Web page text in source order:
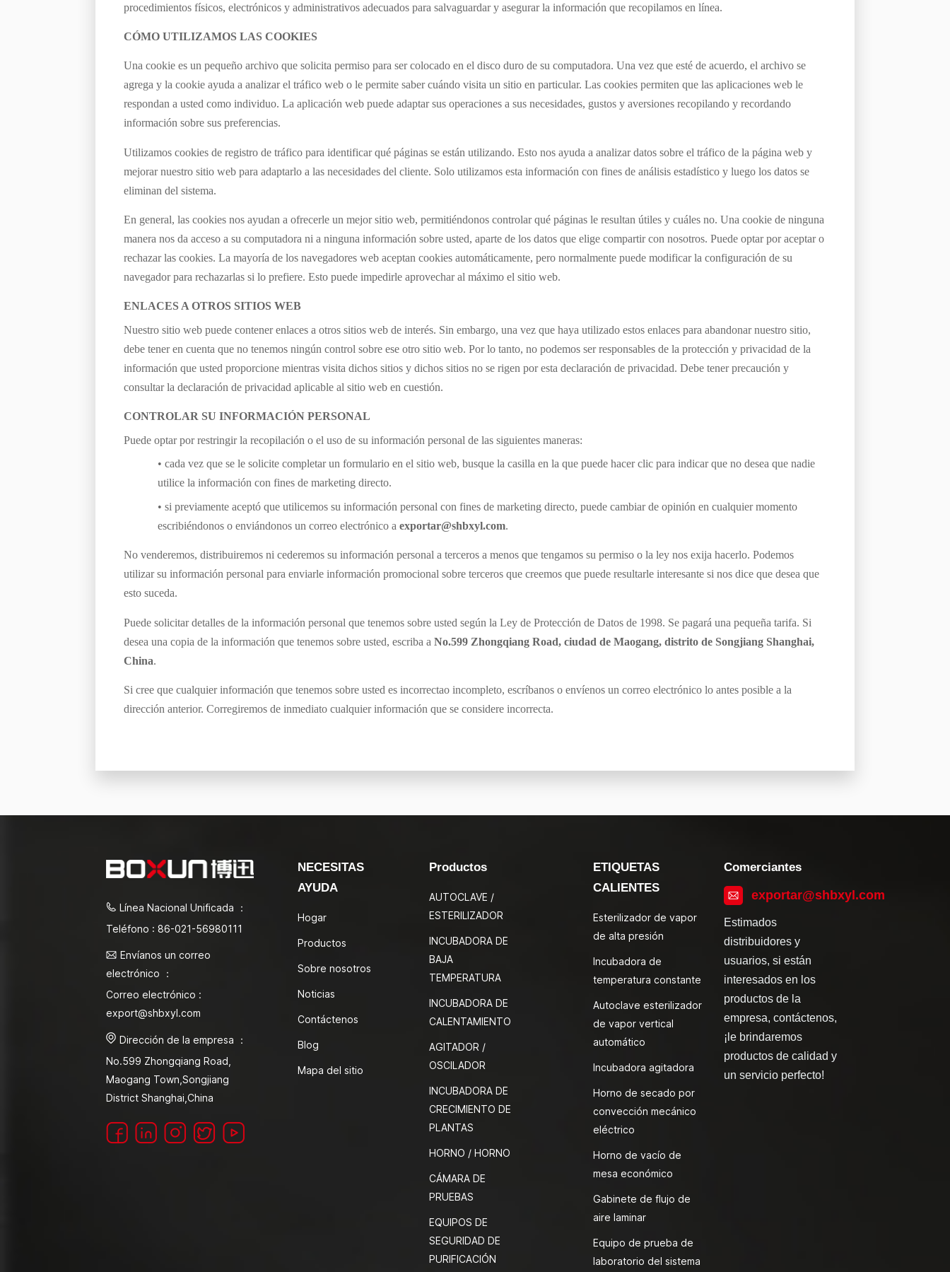
procedimientos físicos, electrónicos y administrativos adecuados para salvaguardar y asegurar la información que recopilamos en línea.
CÓMO UTILIZAMOS LAS COOKIES
Una cookie es un pequeño archivo que solicita permiso para ser colocado en el disco duro de su computadora. Una vez que esté de acuerdo, el archivo se
agrega y la cookie ayuda a analizar el tráfico web o le permite saber cuándo visita un sitio en particular. Las cookies permiten que las aplicaciones web le
respondan a usted como individuo. La aplicación web puede adaptar sus operaciones a sus necesidades, gustos y aversiones recopilando y recordando
información sobre sus preferencias.
Utilizamos cookies de registro de tráfico para identificar qué páginas se están utilizando. Esto nos ayuda a analizar datos sobre el tráfico de la página web y
mejorar nuestro sitio web para adaptarlo a las necesidades del cliente. Solo utilizamos esta información con fines de análisis estadístico y luego los datos se
eliminan del sistema.
En general, las cookies nos ayudan a ofrecerle un mejor sitio web, permitiéndonos controlar qué páginas le resultan útiles y cuáles no. Una cookie de ninguna
manera nos da acceso a su computadora ni a ninguna información sobre usted, aparte de los datos que elige compartir con nosotros. Puede optar por aceptar o
rechazar las cookies. La mayoría de los navegadores web aceptan cookies automáticamente, pero normalmente puede modificar la configuración de su
navegador para rechazarlas si lo prefiere. Esto puede impedirle aprovechar al máximo el sitio web.
ENLACES A OTROS SITIOS WEB
Nuestro sitio web puede contener enlaces a otros sitios web de interés. Sin embargo, una vez que haya utilizado estos enlaces para abandonar nuestro sitio,
debe tener en cuenta que no tenemos ningún control sobre ese otro sitio web. Por lo tanto, no podemos ser responsables de la protección y privacidad de la
información que usted proporcione mientras visita dichos sitios y dichos sitios no se rigen por esta declaración de privacidad. Debe tener precaución y
consultar la declaración de privacidad aplicable al sitio web en cuestión.
CONTROLAR SU INFORMACIÓN PERSONAL
Puede optar por restringir la recopilación o el uso de su información personal de las siguientes maneras:
• cada vez que se le solicite completar un formulario en el sitio web, busque la casilla en la que puede hacer clic para indicar que no desea que nadie
utilice la información con fines de marketing directo.
• si previamente aceptó que utilicemos su información personal con fines de marketing directo, puede cambiar de opinión en cualquier momento
escribiéndonos o enviándonos un correo electrónico a exportar@shbxyl.com.
No venderemos, distribuiremos ni cederemos su información personal a terceros a menos que tengamos su permiso o la ley nos exija hacerlo. Podemos
utilizar su información personal para enviarle información promocional sobre terceros que creemos que puede resultarle interesante si nos dice que desea que
esto suceda.
Puede solicitar detalles de la información personal que tenemos sobre usted según la Ley de Protección de Datos de 1998. Se pagará una pequeña tarifa. Si
desea una copia de la información que tenemos sobre usted, escriba a No.599 Zhongqiang Road, ciudad de Maogang, distrito de Songjiang Shanghai,
China.
Si cree que cualquier información que tenemos sobre usted es incorrectao incompleto, escríbanos o envíenos un correo electrónico lo antes posible a la
dirección anterior. Corregiremos de inmediato cualquier información que se considere incorrecta.
Línea Nacional Unificada ：
Teléfono : 86-021-56980111
Envíanos un correo
electrónico ：
Correo electrónico :
export@shbxyl.com
Dirección de la empresa ：
No.599 Zhongqiang Road,
Maogang Town,Songjiang
District Shanghai,China
NECESITAS
AYUDA
Hogar
Productos
Sobre nosotros
Noticias
Contáctenos
Blog
Mapa del sitio
Productos
AUTOCLAVE /
ESTERILIZADOR
INCUBADORA DE
BAJA
TEMPERATURA
INCUBADORA DE
CALENTAMIENTO
AGITADOR /
OSCILADOR
INCUBADORA DE
CRECIMIENTO DE
PLANTAS
HORNO / HORNO
CÁMARA DE
PRUEBAS
EQUIPOS DE
SEGURIDAD DE
PURIFICACIÓN
ETIQUETAS
CALIENTES
Esterilizador de vapor
de alta presión
Incubadora de
temperatura constante
Autoclave esterilizador
de vapor vertical
automático
Incubadora agitadora
Horno de secado por
convección mecánico
eléctrico
Horno de vacío de
mesa económico
Gabinete de flujo de
aire laminar
Equipo de prueba de
laboratorio del sistema
Comerciantes
exportar@shbxyl.com
Estimados
distribuidores y
usuarios, si están
interesados en los
productos de la
empresa, contáctenos,
¡le brindaremos
productos de calidad y
un servicio perfecto!